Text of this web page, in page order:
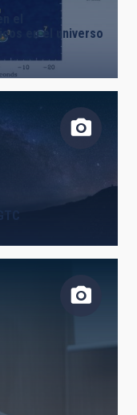
el
en el universo